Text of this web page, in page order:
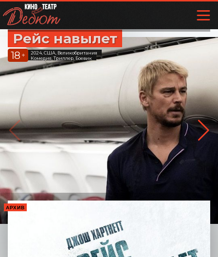
Рейс навылет
18 +
2024, США, Великобритания
Комедия, Триллер, Боевик
АРХИВ